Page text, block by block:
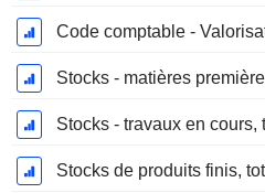
Code comptable -
Stocks - matières
Stocks - travaux en cours,
Stocks de produits finis,